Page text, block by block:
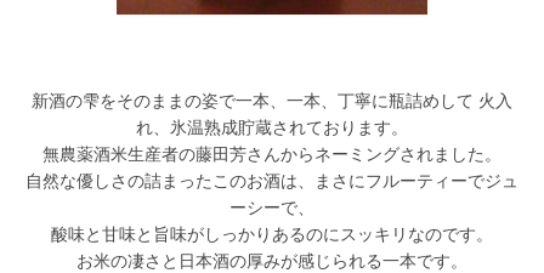
新酒の雫をそのままの姿で一本、一本、丁寧に瓶詰めして 火入
れ、氷温熟成貯蔵されております。
無農薬酒米生産者の藤田芳さんからネーミングされました。
自然な優しさの詰まったこのお酒は、まさにフルーティーでジュ
ーシーで、
酸味と甘味と旨味がしっかりあるのにスッキリなのです。
お米の凄さと日本酒の厚みが感じられる一本です。